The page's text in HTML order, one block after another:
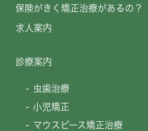
保険がきく矯正治療があるの？
求人案内
診療案内
虫歯治療
小児矯正
マウスピース矯正治療